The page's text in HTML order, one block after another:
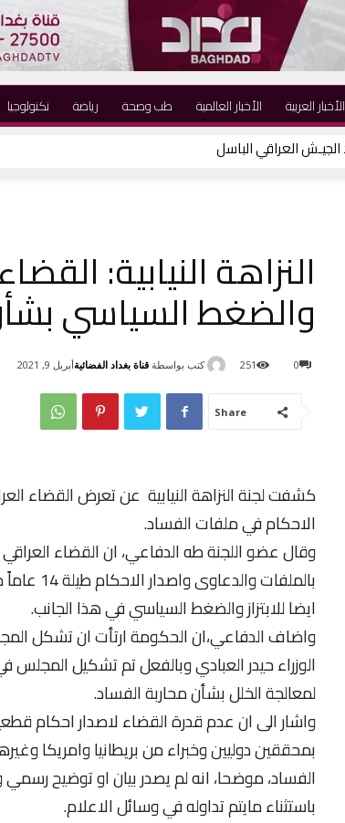
نكنولوجيا رياضة طب وصحة الأخبار العالمية الأخبار العربية
النزاهة النيابية:
والضغط السياسي
كتب بواسطة قناة بغداد الفضائيةأبريل 9, 2021 0
251
Share
كشفتلجنة النزاهة النيابية عن تعرض القضاء
الاحكام في ملفات الفساد.
وقال عضو اللجنة طه الدفاعي، ان القضاء
ايضا للابتزاز والضغط السياسي في هذا الجانب.
واضاف الدفاعي،ان الحكومة ارتأت ان تشكل
الوزراء حيدر العبادي وبالفعل تم تشكيل
لمعالجة الخلل بشأن محاربة الفساد.
واشار الى ان عدم قدرة القضاء لاصدار احكام
بمحققين دوليين وخبراء من بريطانيا وامريكا
الفساد، موضحا، انه لم يصدر بيان او توضيح
باستثناء مايتم تداوله في وسائل الاعلام.